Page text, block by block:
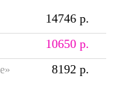
14746 р.
10650 р.
8192 р.